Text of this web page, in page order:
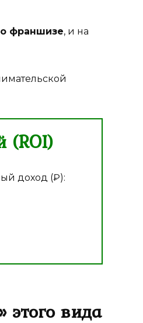
франшизе, и на
(ROI)
доход (₽):
вида